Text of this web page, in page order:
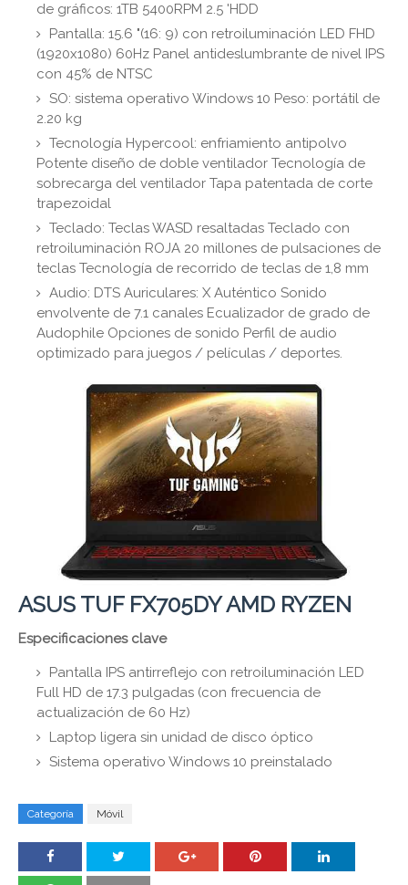
de gráficos: 1TB 5400RPM 2.5 'HDD
Pantalla: 15.6 "(16: 9) con retroiluminación LED FHD
(1920x1080) 60Hz Panel antideslumbrante de nivel IPS
con 45% de NTSC
SO: sistema operativo Windows 10 Peso: portátil de
2.20 kg
Tecnología Hypercool: enfriamiento antipolvo
Potente diseño de doble ventilador Tecnología de
sobrecarga del ventilador Tapa patentada de corte
trapezoidal
Teclado: Teclas WASD resaltadas Teclado con
retroiluminación ROJA 20 millones de pulsaciones de
teclas Tecnología de recorrido de teclas de 1,8 mm
Audio: DTS Auriculares: X Auténtico Sonido
envolvente de 7.1 canales Ecualizador de grado de
Audophile Opciones de sonido Perfil de audio
optimizado para juegos / películas / deportes.
ASUS TUF FX705DY AMD RYZEN
Especificaciones clave
Pantalla IPS antirreflejo con retroiluminación LED
Full HD de 17.3 pulgadas (con frecuencia de
actualización de 60 Hz)
Laptop ligera sin unidad de disco óptico
Sistema operativo Windows 10 preinstalado
Categoría Móvil